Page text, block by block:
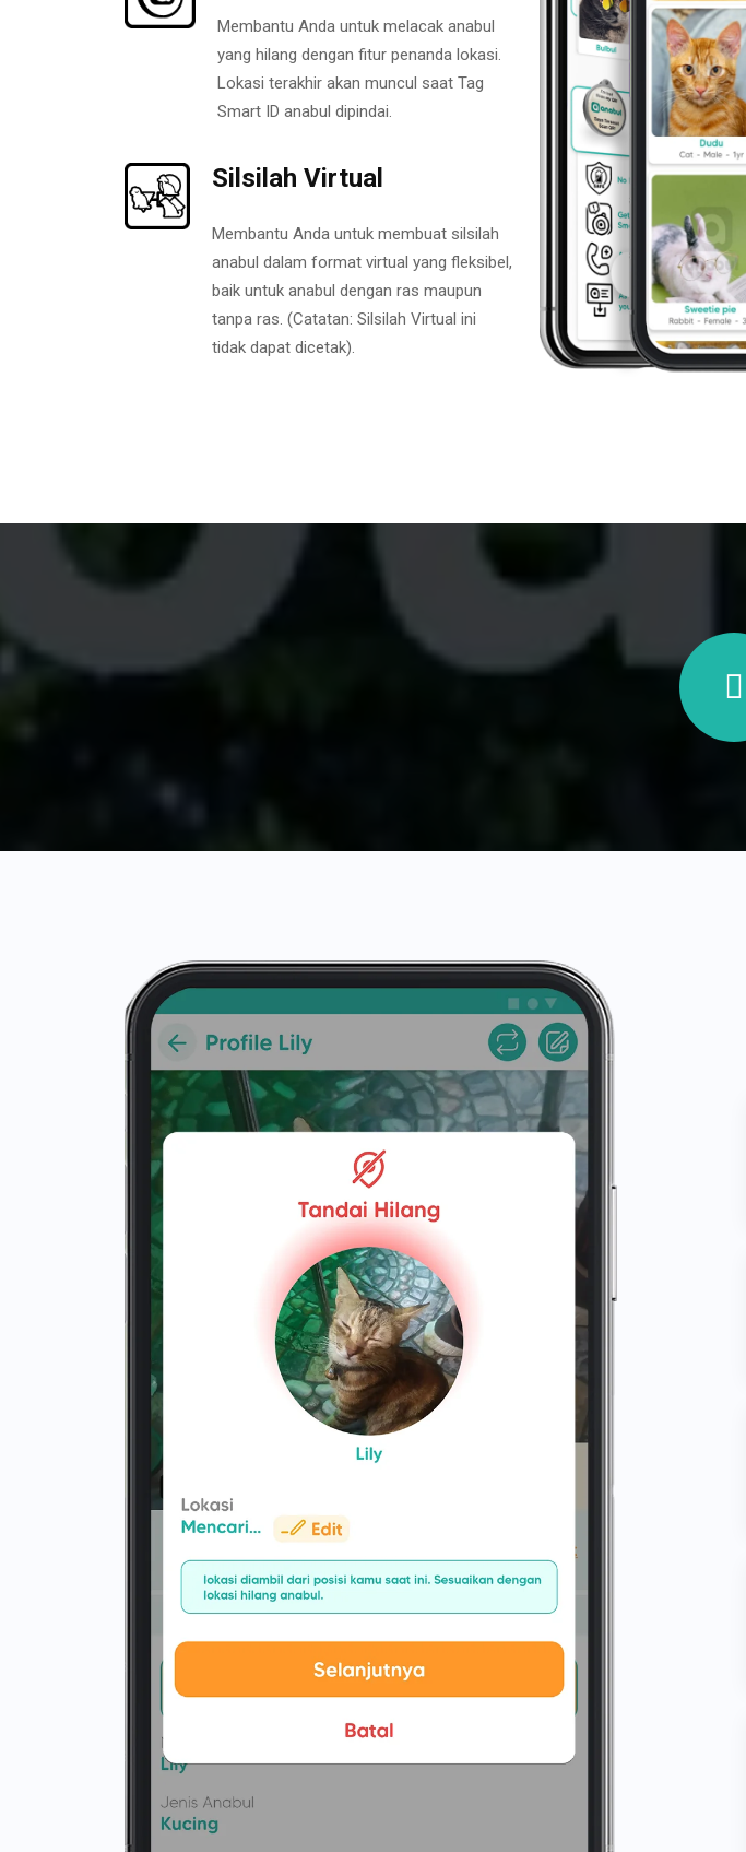
Membantu Anda untuk melacak anabul
yang hilang dengan fitur penanda lokasi.
Lokasi terakhir akan muncul saat Tag
Smart ID anabul dipindai.
Silsilah Virtual
Membantu Anda untuk membuat silsilah
anabul dalam format virtual yang fleksibel,
baik untuk anabul dengan ras maupun
tanpa ras. (Catatan: Silsilah Virtual ini
tidak dapat dicetak).